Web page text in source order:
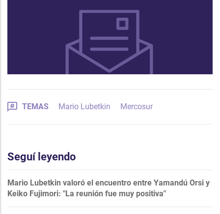
TEMAS Mario Lubetkin Mercosur
Seguí leyendo
Mario Lubetkin valoró el encuentro entre Yamandú Orsi y
Keiko Fujimori: "La reunión fue muy positiva"